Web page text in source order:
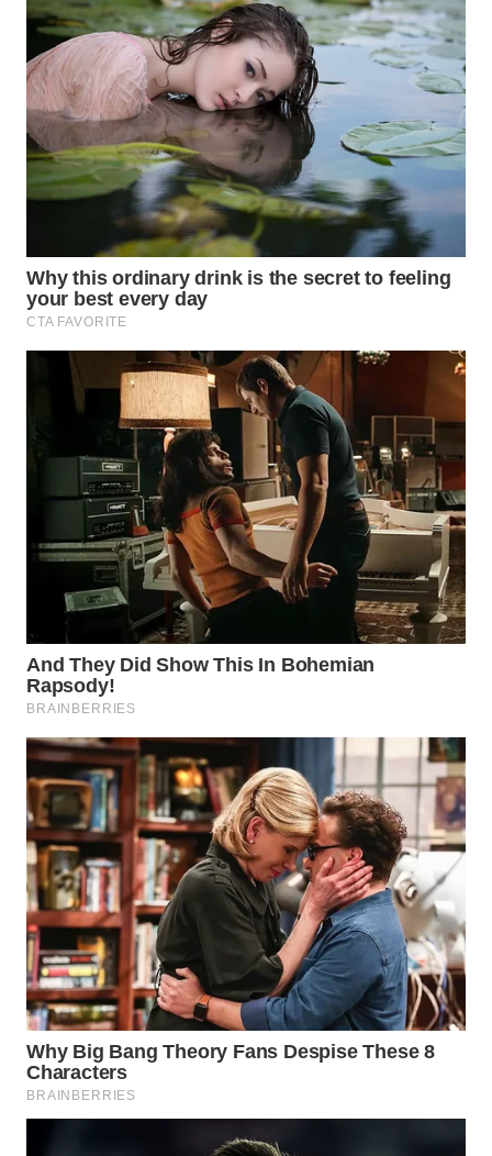
WN
PURWAKARTA
WN
PRIANGAN
TIMUR
WN
SEMARANG
WN
SOLO
BOROBUDUR
MADURA
SURABAYA
WN
NATUNA
WN
BINTAN
WN
MANDALIKA
WN
LIKUPANG
WN
LABUANBAJO
WN
BORNEO
Wahana
Media